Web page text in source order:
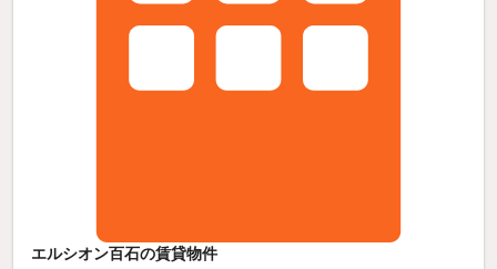
エルシオン百石の賃貸物件